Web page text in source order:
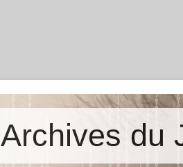
Archives du